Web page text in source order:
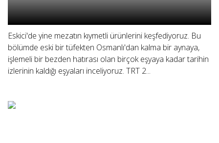
Eskici'de yine mezatın kıymetli ürünlerini keşfediyoruz. Bu
bölümde eski bir tüfekten Osmanlı'dan kalma bir aynaya,
işlemeli bir bezden hatırası olan birçok eşyaya kadar tarihin
izlerinin kaldığı eşyaları inceliyoruz. TRT 2...